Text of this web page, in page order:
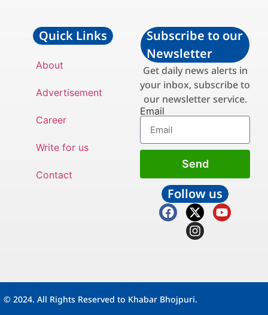
Quick Links
About
Advertisement
Career
Write for us
Contact
Subscribe to our
Newsletter
Get daily news alerts in
your inbox, subscribe to
our newsletter service.
Email
Send
Follow us
© 2024. All Rights Reserved to Khabar Bhojpuri.